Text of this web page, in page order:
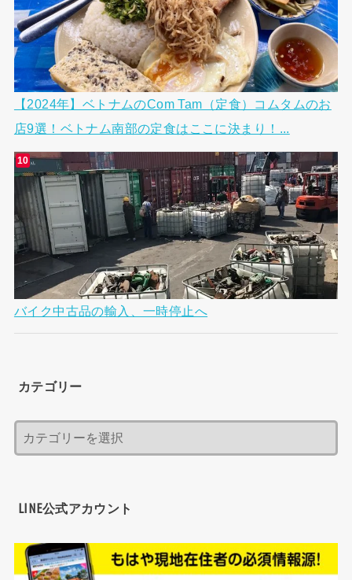
【2024年】ベトナムのCom Tam（定食）コムタムのお
店9選！ベトナム南部の定食はここに決まり！...
バイク中古品の輸入、一時停止へ
カテゴリー
LINE公式アカウント